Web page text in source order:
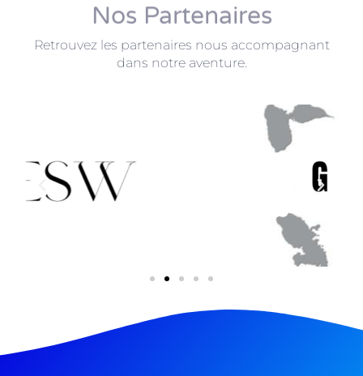
Nos Partenaires
Retrouvez les partenaires nous accompagnant
dans notre aventure.